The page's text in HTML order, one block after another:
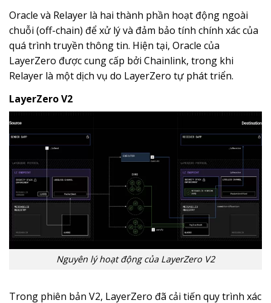
Oracle và Relayer là hai thành phần hoạt động ngoài
chuỗi (off-chain) để xử lý và đảm bảo tính chính xác của
quá trình truyền thông tin. Hiện tại, Oracle của
LayerZero được cung cấp bởi Chainlink, trong khi
Relayer là một dịch vụ do LayerZero tự phát triển.
LayerZero V2
Nguyên lý hoạt động của LayerZero V2
Trong phiên bản V2, LayerZero đã cải tiến quy trình xác